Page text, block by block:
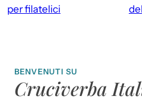
per filatelici
BENVENUTI SU
Cruciverba